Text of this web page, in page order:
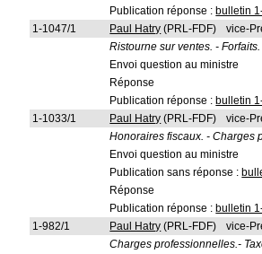
Publication réponse : bulletin
1-1047/1
Paul Hatry (PRL-FDF)
vice-
Ristourne sur ventes. - Forfaits.
Envoi question au ministre
Réponse
Publication réponse : bulletin
1-1033/1
Paul Hatry (PRL-FDF)
vice-
Honoraires fiscaux. - Charges
Envoi question au ministre
Publication sans réponse :
Réponse
Publication réponse : bulletin
1-982/1
Paul Hatry (PRL-FDF)
vice-
Charges professionnelles.-